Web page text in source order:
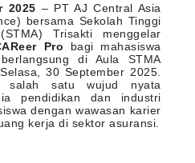
2025 – PT AJ Central Asia
bersama Sekolah Tinggi
Trisakti menggelar
Pro bagi mahasiswa
di Aula STMA
30 September 2025.
salah satu wujud nyata
pendidikan dan industri
dengan wawasan karier
kerja di sektor asuransi.